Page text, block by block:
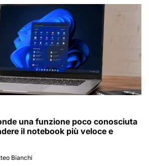
una funzione poco conosciuta
il notebook più veloce e
Bianchi